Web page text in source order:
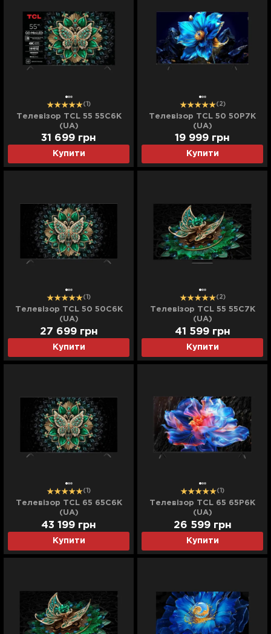
(1)
Телевізор TCL 55 55C6K
(UA)
Купити
31 699 грн
(2)
Телевізор TCL 50 50P7K
(UA)
Купити
19 999 грн
(1)
Телевізор TCL 50 50C6K
(UA)
Купити
27 699 грн
(2)
Телевізор TCL 55 55C7K
(UA)
Купити
41 599 грн
(1)
Телевізор TCL 65 65C6K
(UA)
Купити
43 199 грн
(1)
Телевізор TCL 65 65P6K
(UA)
Купити
26 599 грн